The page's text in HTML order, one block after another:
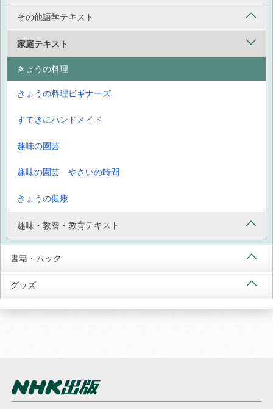
その他語学テキスト
家庭テキスト
きょうの料理
きょうの料理ビギナーズ
すてきにハンドメイド
趣味の園芸
趣味の園芸 やさいの時間
きょうの健康
趣味・教養・教育テキスト
書籍・ムック
グッズ